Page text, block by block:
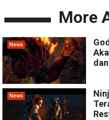
More
News
News